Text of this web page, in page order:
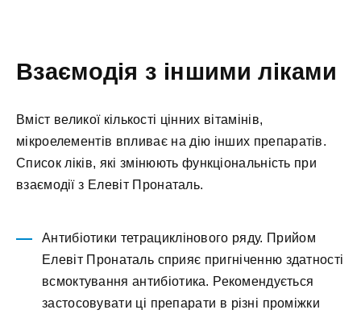
Взаємодія з іншими ліками
Вміст великої кількості цінних вітамінів,
мікроелементів впливає на дію інших препаратів.
Список ліків, які змінюють функціональність при
взаємодії з Елевіт Пронаталь.
Антибіотики тетрациклінового ряду. Прийом
Елевіт Пронаталь сприяє пригніченню здатності
всмоктування антибіотика. Рекомендується
застосовувати ці препарати в різні проміжки